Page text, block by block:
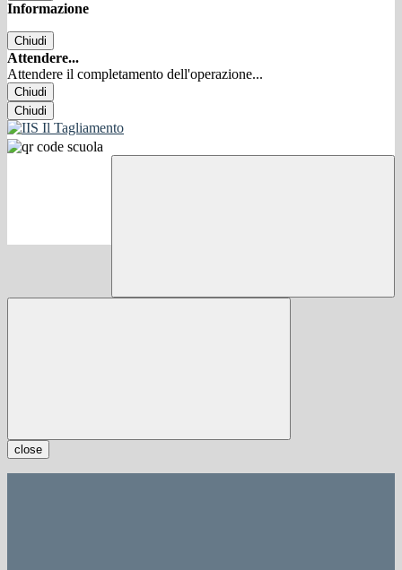
Informazione
Chiudi
Attendere...
Attendere il completamento dell'operazione...
Chiudi
Chiudi
close